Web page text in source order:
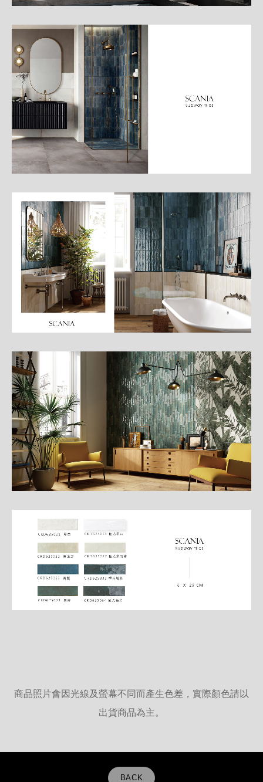
商品照片會因光線及螢幕不同而產生色差，實際顏色請以
出貨商品為主。
BACK